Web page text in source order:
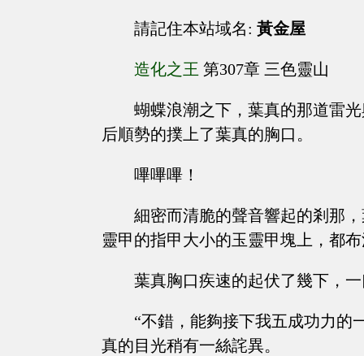
請記住本站域名: 黃金屋
造化之王 第307章 三色靈山
蝴蝶浪潮之下，葉真的那道雷
后順勢的撲上了葉真的胸口。
嗶嗶嗶！
細密而清脆的聲音響起的剎那
靈甲的指甲大小的玉靈甲塊上，都
葉真胸口疾速的起伏了幾下，
“不錯，能夠接下我五成功力的
真的目光稍有一絲詫異。